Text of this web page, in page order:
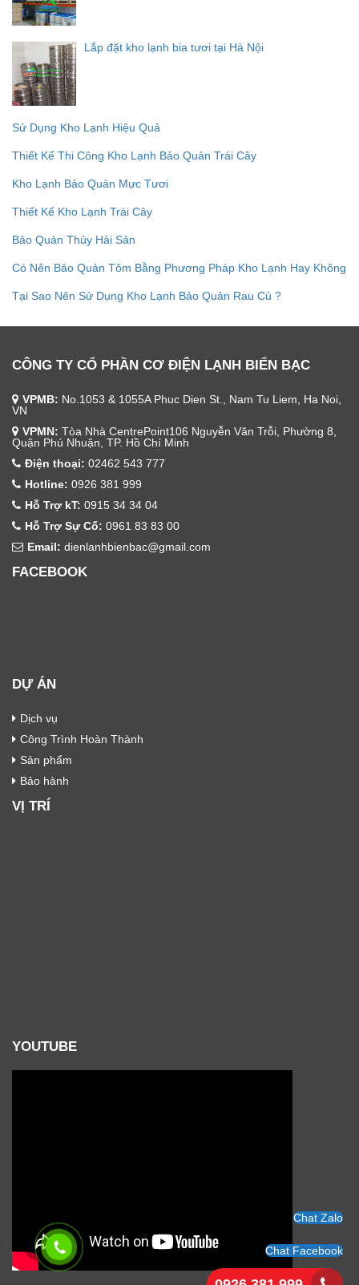
Lắp đặt kho lạnh bia tươi tại Hà Nội
Sử Dụng Kho Lạnh Hiệu Quả
Thiết Kế Thi Công Kho Lạnh Bảo Quản Trái Cây
Kho Lạnh Bảo Quản Mực Tươi
Thiết Kế Kho Lạnh Trái Cây
Bảo Quản Thủy Hải Sản
Có Nên Bảo Quản Tôm Bằng Phương Pháp Kho Lạnh Hay Không
Tại Sao Nên Sử Dụng Kho Lạnh Bảo Quản Rau Củ ?
CÔNG TY CỔ PHẦN CƠ ĐIỆN LẠNH BIỂN BẠC
VPMB: No.1053 & 1055A Phuc Dien St., Nam Tu Liem, Ha Noi,
VN
VPMN: Tòa Nhà CentrePoint106 Nguyễn Văn Trỗi, Phường 8,
Quận Phú Nhuận, TP. Hồ Chí Minh
Điện thoại: 02462 543 777
Hotline: 0926 381 999
Hỗ Trợ kT: 0915 34 34 04
Hỗ Trợ Sự Cố: 0961 83 83 00
Email: dienlanhbienbac@gmail.com
FACEBOOK
DỰ ÁN
Dịch vụ
Công Trình Hoàn Thành
Sản phẩm
Bảo hành
VỊ TRÍ
YOUTUBE
Chat Zalo
Chat Facebook